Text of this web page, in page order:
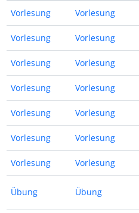
Vorlesung Vorlesung
Vorlesung Vorlesung
Vorlesung Vorlesung
Vorlesung Vorlesung
Vorlesung Vorlesung
Vorlesung Vorlesung
Vorlesung Vorlesung
Übung Übung